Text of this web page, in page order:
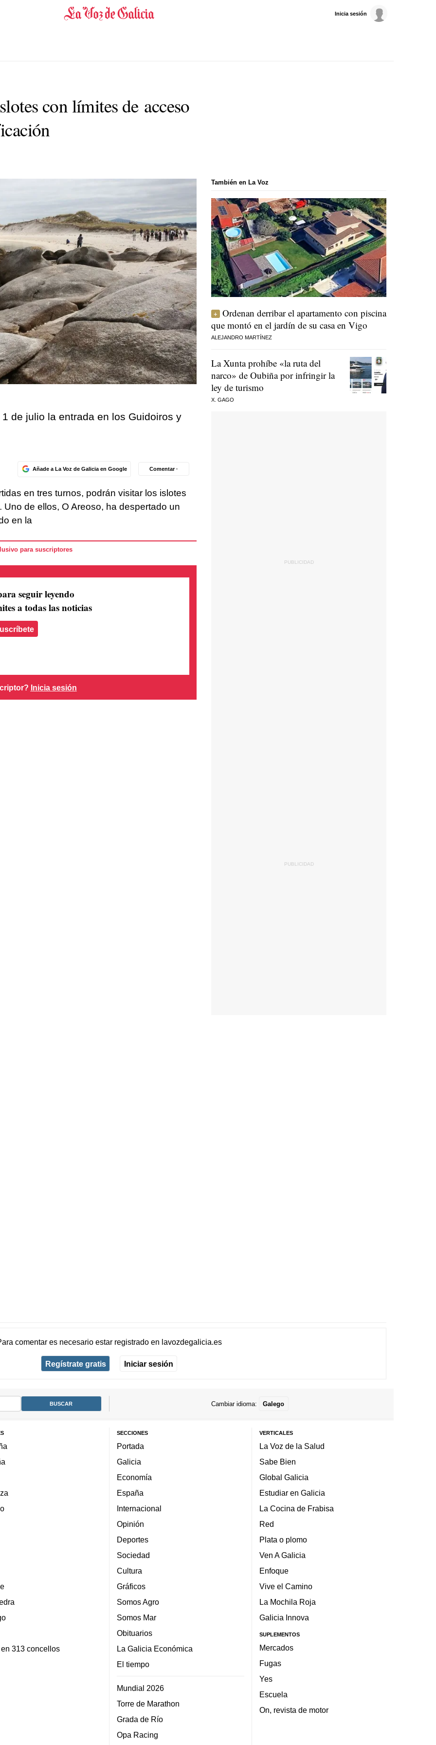
Inicia sesión
con límites de acceso
de julio la entrada en los Guidoiros y
Añade a La Voz de Galicia en Google Comentar ·
en tres turnos, podrán visitar los islotes
Uno de ellos, O Areoso, ha despertado un
en la
para suscriptores
seguir leyendo
a todas las noticias
Inicia sesión
También en La Voz
Ordenan derribar el apartamento con piscina
que montó en el jardín de su casa en Vigo
ALEJANDRO MARTÍNEZ
La Xunta prohíbe «la ruta del
narco» de Oubiña por infringir la
ley de turismo
X. GAGO
comentar es necesario estar registradoen lavozdegalicia.es
Regístrate gratis Iniciar sesión
Cambiar idioma: Galego
313 concellos
SECCIONES
Portada
Galicia
Economía
España
Internacional
Opinión
Deportes
Sociedad
Cultura
Gráficos
Somos Agro
Somos Mar
Obituarios
La Galicia Económica
El tiempo
Mundial 2026
Torre de Marathon
Grada de Río
Opa Racing
VERTICALES
La Voz de la Salud
Sabe Bien
Global Galicia
Estudiar en Galicia
La Cocina de Frabisa
Red
Plata o plomo
Ven A Galicia
Enfoque
Vive el Camino
La Mochila Roja
Galicia Innova
SUPLEMENTOS
Mercados
Fugas
Yes
Escuela
On, revista de motor